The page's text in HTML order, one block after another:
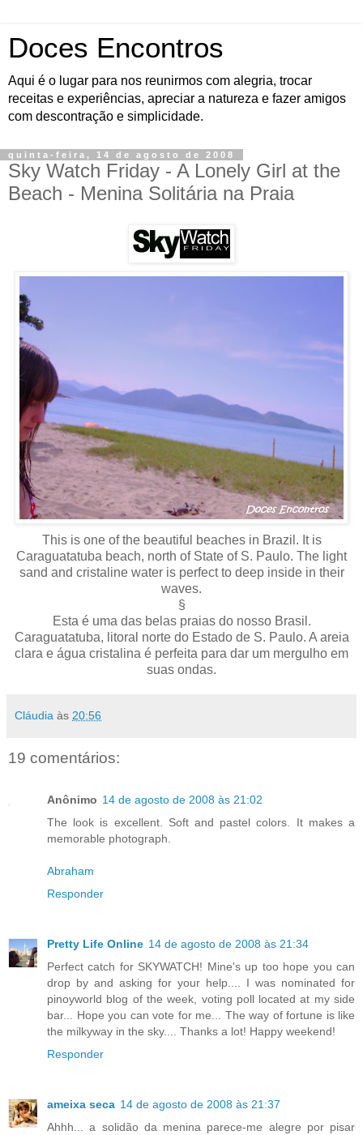
Doces Encontros
Aqui é o lugar para nos reunirmos com alegria, trocar
receitas e experiências, apreciar a natureza e fazer amigos
com descontração e simplicidade.
quinta-feira, 14 de agosto de 2008
Sky Watch Friday - A Lonely Girl at the
Beach - Menina Solitária na Praia
This is one of the beautiful beaches in Brazil. It is
Caraguatatuba beach, north of State of S. Paulo. The light
sand and cristaline water is perfect to deep inside in their
waves.
§
Esta é uma das belas praias do nosso Brasil.
Caraguatatuba, litoral norte do Estado de S. Paulo. A areia
clara e água cristalina é perfeita para dar um mergulho em
suas ondas.
Cláudia às 20:56
19 comentários:
Anônimo 14 de agosto de 2008 às 21:02
The look is excellent. Soft and pastel colors. It makes a
memorable photograph.
Abraham
Responder
Pretty Life Online 14 de agosto de 2008 às 21:34
Perfect catch for SKYWATCH! Mine's up too hope you can
drop by and asking for your help.... I was nominated for
pinoyworld blog of the week, voting poll located at my side
bar... Hope you can vote for me... The way of fortune is like
the milkyway in the sky.... Thanks a lot! Happy weekend!
Responder
ameixa seca 14 de agosto de 2008 às 21:37
Ahhh... a solidão da menina parece-me alegre por pisar